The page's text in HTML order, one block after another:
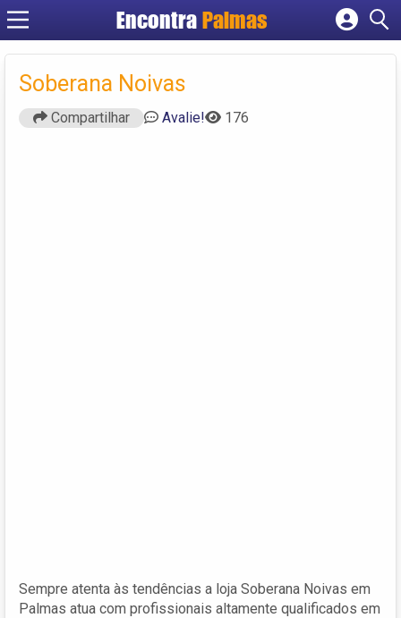
Encontra Palmas
Cadastrar empresa
Criar conta
Soberana Noivas
Compartilhar Avalie! 176
Sempre atenta às tendências a loja Soberana Noivas em
Palmas atua com profissionais altamente qualificados em